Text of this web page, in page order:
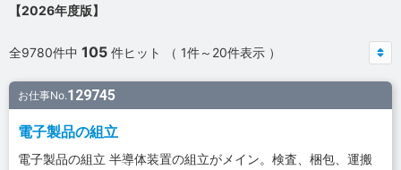
【2026年度版】
全9780件中 105 件ヒット （ 1件～20件表示 ）
お仕事No.129745
電子製品の組立
電子製品の組立 半導体装置の組立がメイン。検査、梱包、運搬